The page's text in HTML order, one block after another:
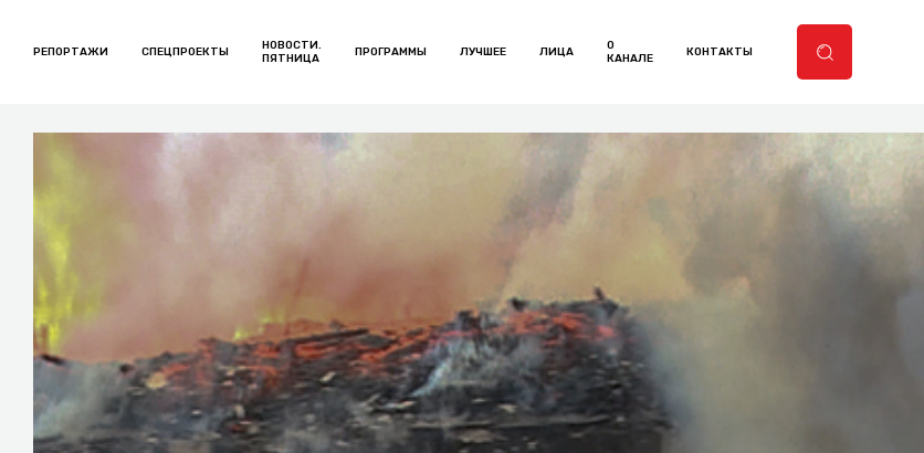
РЕПОРТАЖИ СПЕЦПРОЕКТЫ
НОВОСТИ.
ПЯТНИЦА
ПРОГРАММЫ ЛУЧШЕЕ ЛИЦА
О
КАНАЛЕ
КОНТАКТЫ